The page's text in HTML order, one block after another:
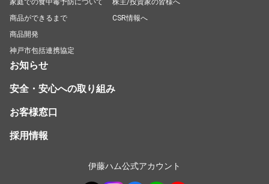
家庭での食中毒予防について
商品ができるまで
商品開発
神戸市包括連携協定
株主/投資家の皆様へ
CSR情報へ
お知らせ
安全・安心への取り組み
お客様窓口
採用情報
伊藤ハム公式アカウント